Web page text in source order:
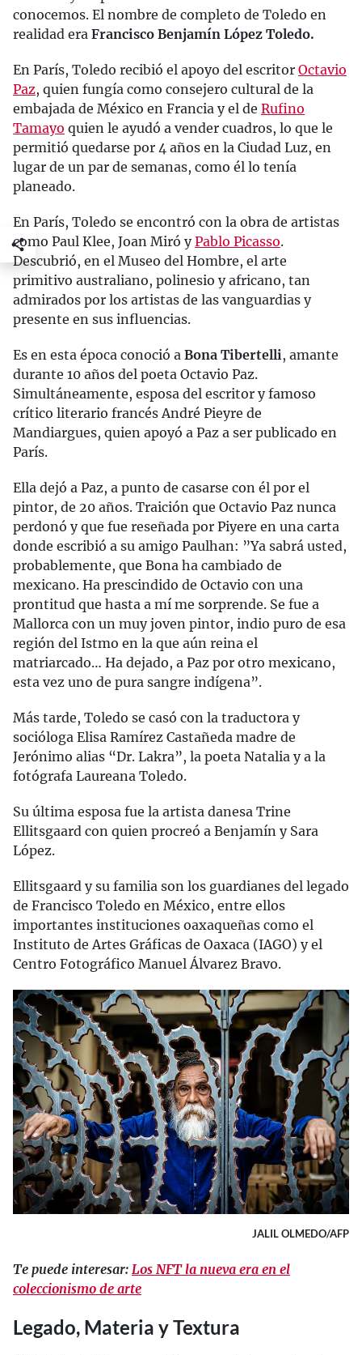
conocemos. El nombre de completo de Toledo en
realidad era Francisco Benjamín López Toledo.
En París, Toledo recibió el apoyo del escritor Octavio
Paz, quien fungía como consejero cultural de la
embajada de México en Francia y el de Rufino
Tamayo quien le ayudó a vender cuadros, lo que le
permitió quedarse por 4 años en la Ciudad Luz, en
lugar de un par de semanas, como él lo tenía
planeado.
En París, Toledo se encontró con la obra de artistas
como Paul Klee, Joan Miró yPablo Picasso.
Descubrió, en el Museo del Hombre, el arte
primitivo australiano, polinesio y africano, tan
admirados por los artistas de las vanguardias y
presente en sus influencias.
Es en esta época conoció a Bona Tibertelli , amante
durante 10 años del poeta Octavio Paz.
Simultáneamente, esposa del escritor y famoso
crítico literario francés André Pieyre de
Mandiargues, quien apoyó a Paz a ser publicado en
París.
Ella dejó a Paz, a punto de casarse con él por el
pintor, de 20 años. Traición que Octavio Paz nunca
perdonó y que fue reseñada por Piyere en una carta
donde escribió a su amigo Paulhan: ”Ya sabrá usted,
probablemente, que Bona ha cambiado de
mexicano. Ha prescindido de Octavio con una
prontitud que hasta a mí me sorprende. Se fue a
Mallorca con un muy joven pintor, indio puro de esa
región del Istmo en la que aún reina el
matriarcado… Ha dejado, a Paz por otro mexicano,
esta vez uno de pura sangre indígena”.
Más tarde, Toledo se casó con la traductora y
socióloga Elisa Ramírez Castañeda madre de
Jerónimo alias “Dr. Lakra”, la poeta Natalia y a la
fotógrafa Laureana Toledo.
Su última esposa fue la artista danesa Trine
Ellitsgaard con quien procreó a Benjamín y Sara
López.
Ellitsgaard y su familia son los guardianes del legado
de Francisco Toledo en México, entre ellos
importantes instituciones oaxaqueñas como el
Instituto de Artes Gráficas de Oaxaca (IAGO) y el
Centro Fotográfico Manuel Álvarez Bravo.
JALIL OLMEDO/AFP
Te puede interesar: Los NFT la nueva era en el
coleccionismo de arte
Legado, Materia y Textura